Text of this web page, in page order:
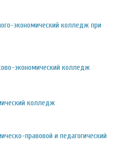
экономический колледж при
экономический колледж
колледж
правовой и педагогический